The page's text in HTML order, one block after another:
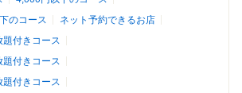
のコース
ネット予約できるお店
付きコース
付きコース
付きコース